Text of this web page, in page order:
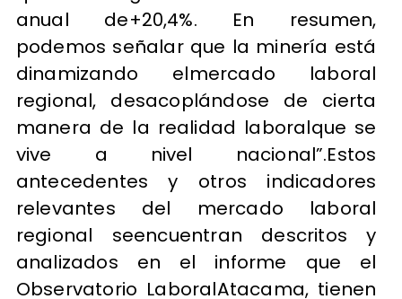
anual de+20,4%. En resumen,
podemos señalar que la minería está
dinamizando elmercado laboral
regional, desacoplándose de cierta
manera de la realidad laboralque se
vive a nivel nacional”.Estos
antecedentes y otros indicadores
relevantes del mercado laboral
regional seencuentran descritos y
analizados en el informe que el
Observatorio LaboralAtacama, tienen